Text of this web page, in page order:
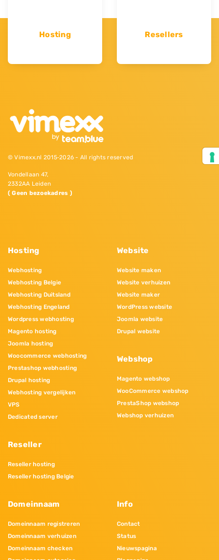
Hosting Resellers
© Vimexx.nl 2015‐2026 - All rights reserved
Vondellaan 47,
2332AA Leiden
( Geen bezoekadres )
Hosting
Webhosting
Webhosting Belgie
Webhosting Duitsland
Webhosting Engeland
Wordpress webhosting
Magento hosting
Joomla hosting
Woocommerce webhosting
Prestashop webhosting
Drupal hosting
Webhosting vergelijken
VPS
Dedicated server
Reseller
Reseller hosting
Reseller hosting Belgie
Website
Website maken
Website verhuizen
Website maker
WordPress website
Joomla website
Drupal website
Webshop
Magento webshop
WooCommerce webshop
PrestaShop webshop
Webshop verhuizen
Domeinnaam
Domeinnaam registreren
Domeinnaam verhuizen
Domeinnaam checken
Info
Contact
Status
Nieuwspagina